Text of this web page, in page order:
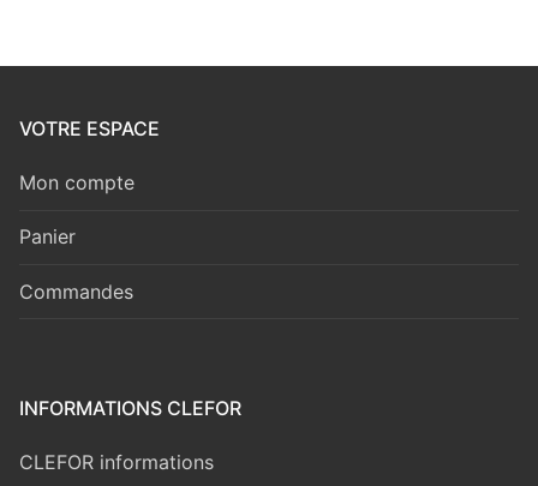
VOTRE ESPACE
Mon compte
Panier
Commandes
INFORMATIONS CLEFOR
CLEFOR informations